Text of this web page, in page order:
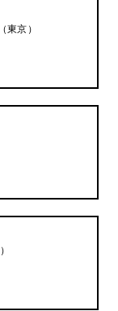
（東京）